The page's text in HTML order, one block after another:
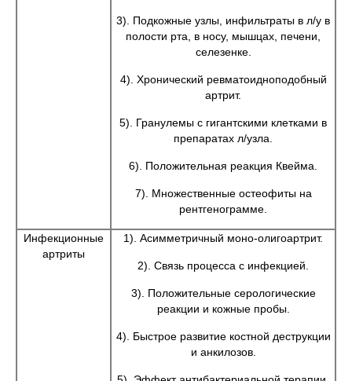
3). Подкожные узлы, инфильтраты в л/у в
полости рта, в носу, мышцах, печени,
селезенке.
4). Хронический ревматоидноподобный
артрит.
5). Гранулемы с гигантскими клетками в
препаратах л/узла.
6). Положительная реакция Квейма.
7). Множественные остеофиты на
рентгенограмме.
Инфекционные
артриты
1). Асимметричный моно-олигоартрит.
2). Связь процесса с инфекцией.
3). Положительные серологические
реакции и кожные пробы.
4). Быстрое развитие костной деструкции
и анкилозов.